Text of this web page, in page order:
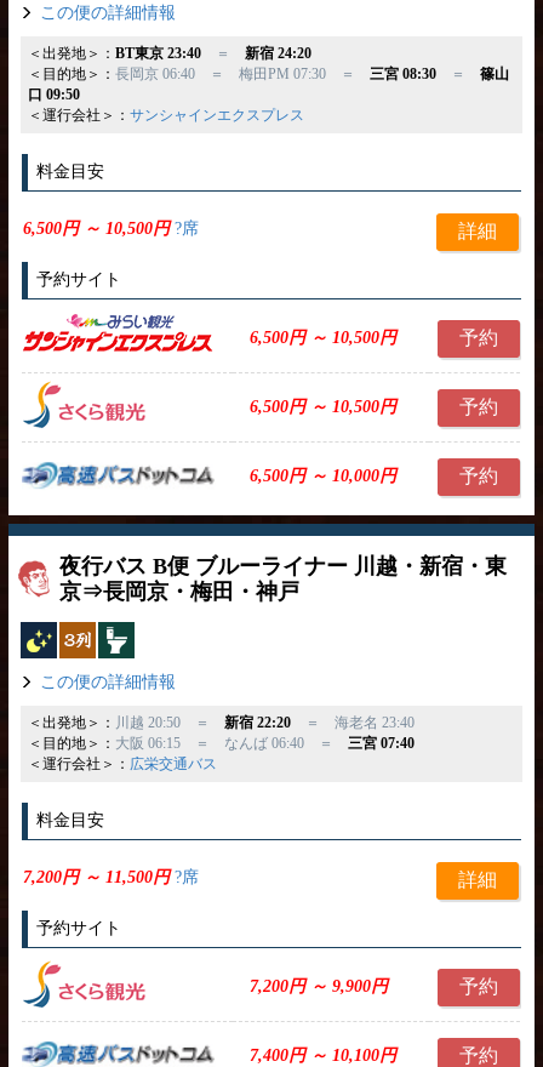
この便の詳細情報
＜出発地＞： BT東京 23:40＝ 新宿 24:20
＜目的地＞： 長岡京 06:40 ＝ 梅田PM 07:30 ＝ 三宮 08:30＝ 篠山
口 09:50
＜運行会社＞： サンシャインエクスプレス
料金目安
6,500円 ～ 10,500円?席 詳細
予約サイト
6,500円 ～ 10,500円 予約
6,500円 ～ 10,500円 予約
6,500円 ～ 10,000円 予約
夜行バス B便 ブルーライナー 川越・新宿・東
京⇒長岡京・梅田・神戸
夜行バス独立3列
この便の詳細情報
＜出発地＞： 川越 20:50 ＝ 新宿 22:20＝ 海老名 23:40
＜目的地＞： 大阪 06:15 ＝ なんば 06:40 ＝ 三宮 07:40
＜運行会社＞： 広栄交通バス
料金目安
7,200円 ～ 11,500円?席 詳細
予約サイト
7,200円 ～ 9,900円 予約
7,400円 ～ 10,100円 予約